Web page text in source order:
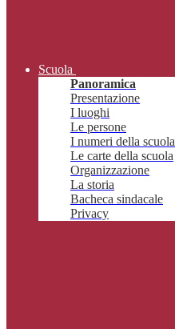
Scuola
Panoramica
Presentazione
I luoghi
Le persone
I numeri della scuola
Le carte della scuola
Organizzazione
La storia
Bacheca sindacale
Privacy